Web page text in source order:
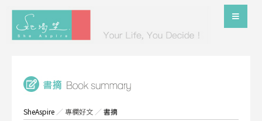
SheAspire ／專欄好文 ／書摘